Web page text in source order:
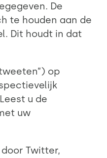
De
te houden aan de
Dit houdt in dat
op
u de
uw
Twitter,